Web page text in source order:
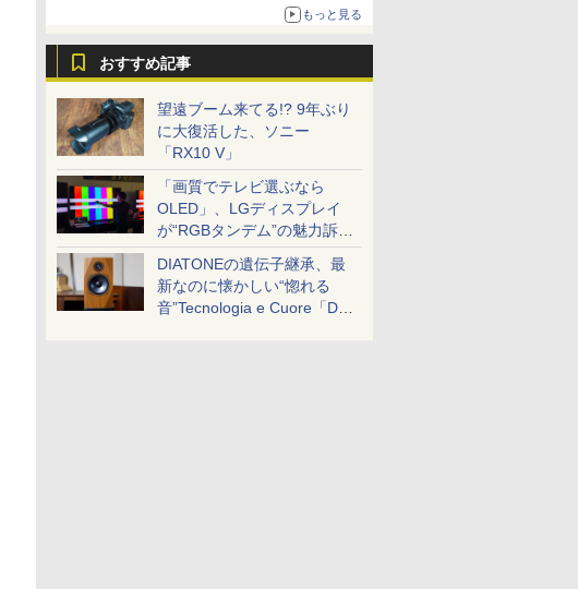
もっと見る
おすすめ記事
望遠ブーム来てる!? 9年ぶり
に大復活した、ソニー
「RX10 V」
「画質でテレビ選ぶなら
OLED」、LGディスプレイ
が“RGBタンデム”の魅力訴
求。液晶とのガチ比較も
DIATONEの遺伝子継承、最
新なのに懐かしい“惚れる
音”Tecnologia e Cuore「DS-